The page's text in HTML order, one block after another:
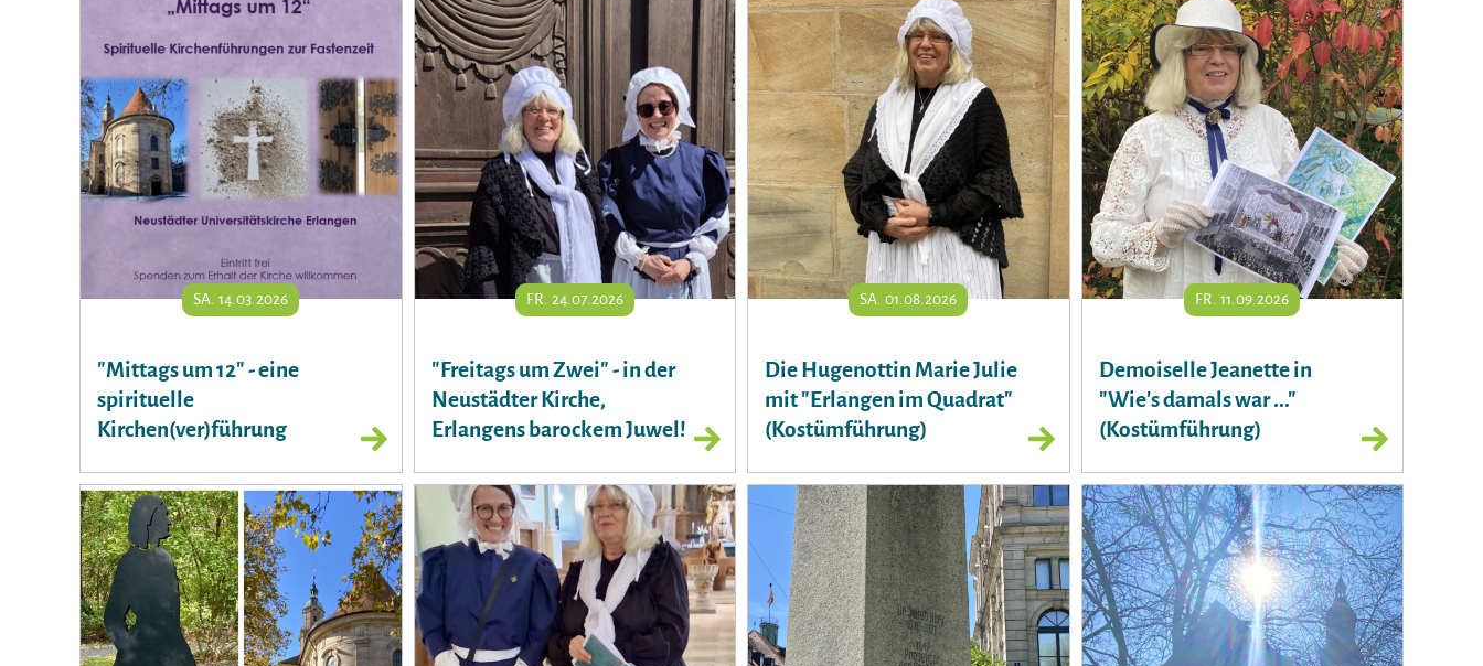
SA. 14.03.2026
"Mittags um 12" - eine
spirituelle
Kirchen(ver)führung
FR. 24.07.2026
"Freitags um Zwei" - in der
Neustädter Kirche,
Erlangens barockem Juwel!
SA. 01.08.2026
Die Hugenottin Marie Julie
mit "Erlangen im Quadrat"
(Kostümführung)
FR. 11.09.2026
Demoiselle Jeanette in
"Wie's damals war ..."
(Kostümführung)